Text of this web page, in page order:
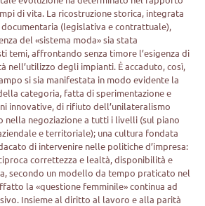
testo
di vita. La ricostruzione storica, integrata
documentaria (legislativa e contrattuale),
del «sistema moda» sia stata
temi, affrontando senza timore l’esigenza di
nell’utilizzo degli impianti. È accaduto, così,
si sia manifestata in modo evidente la
categoria, fatta di sperimentazione e
innovative, di rifiuto dell’unilateralismo
nella negoziazione a tutti i livelli (sul piano
e territoriale); una cultura fondata
di intervenire nelle politiche d’impresa:
correttezza e lealtà, disponibilità e
secondo un modello da tempo praticato nel
la «questione femminile» continua ad
Insieme al diritto al lavoro e alla parità